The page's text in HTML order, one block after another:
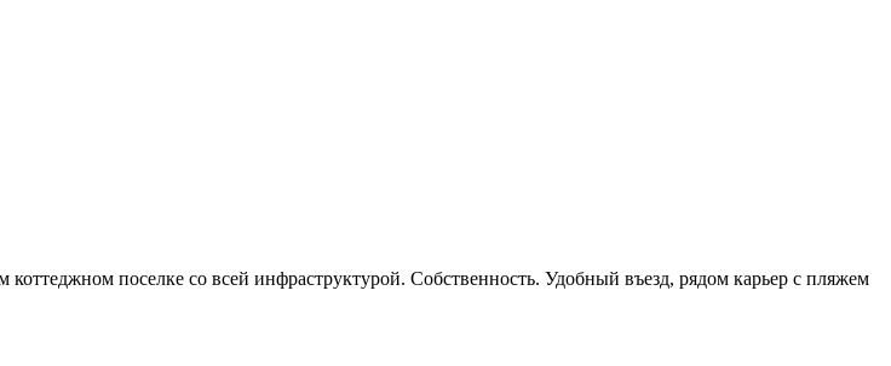
поселке со всей инфраструктурой. Собственность. Удобный въезд, рядом карьер с пляжем